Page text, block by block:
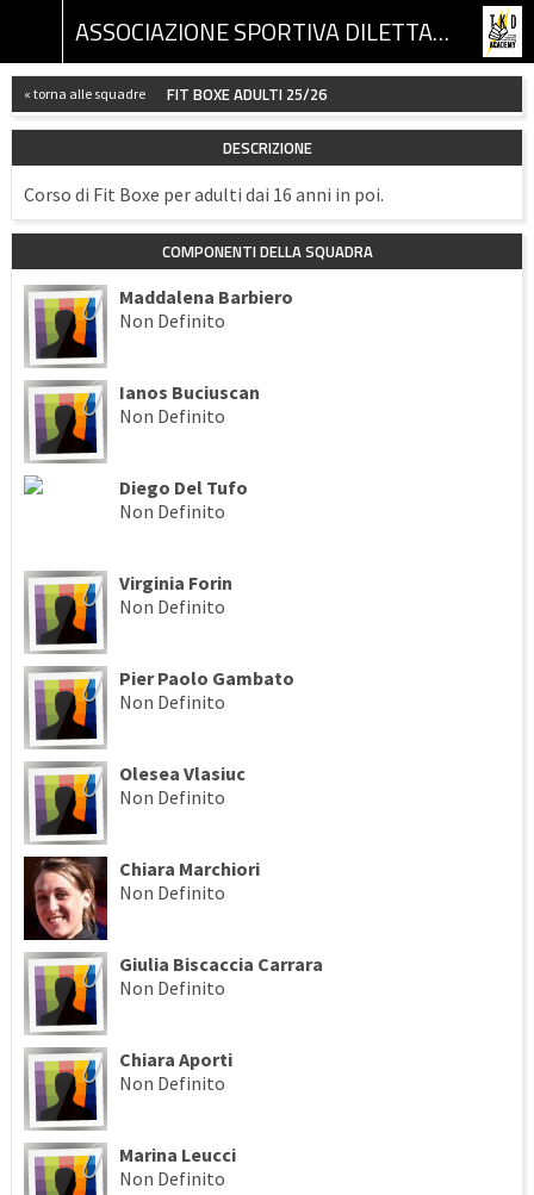
ASSOCIAZIONE SPORTIVA DILETTANTISTICA TKD ACADEMY
« torna alle squadre FIT BOXE ADULTI 25/26
DESCRIZIONE
Corso di Fit Boxe per adulti dai 16 anni in poi.
COMPONENTI DELLA SQUADRA
Maddalena Barbiero
Non Definito
Ianos Buciuscan
Non Definito
Diego Del Tufo
Non Definito
Virginia Forin
Non Definito
Pier Paolo Gambato
Non Definito
Olesea Vlasiuc
Non Definito
Chiara Marchiori
Non Definito
Giulia Biscaccia Carrara
Non Definito
Chiara Aporti
Non Definito
Marina Leucci
Non Definito